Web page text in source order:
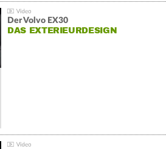
Der Volvo EX30
DAS EXTERIEURDESIGN